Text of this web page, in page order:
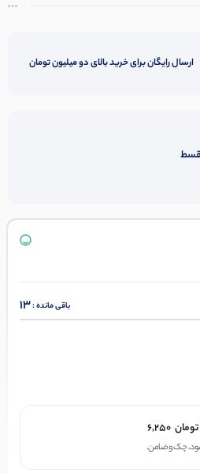
ارسال رایگان برای خرید بالای دو میلیون تومان
باقی مانده :13
6,250 تومان